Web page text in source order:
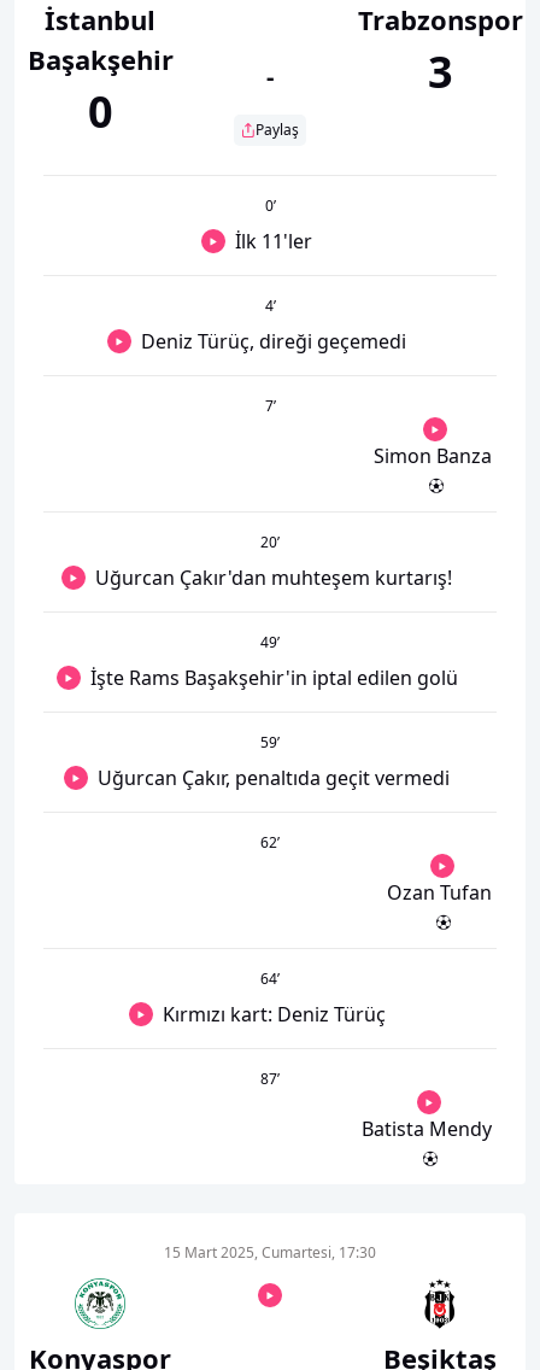
İstanbul
Başakşehir
0
-
Paylaş
Trabzonspor
3
0’
İlk 11'ler
4’
Deniz Türüç, direği geçemedi
7’
Simon Banza
20’
Uğurcan Çakır'dan muhteşem kurtarış!
49’
İşte Rams Başakşehir'in iptal edilen golü
59’
Uğurcan Çakır, penaltıda geçit vermedi
62’
Ozan Tufan
64’
Kırmızı kart: Deniz Türüç
87’
Batista Mendy
Konyaspor
15 Mart 2025, Cumartesi, 17:30
Beşiktaş